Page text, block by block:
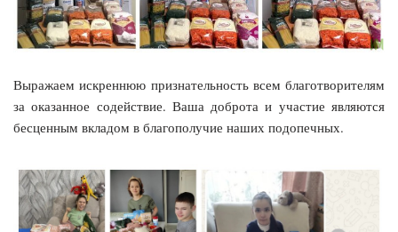
Выражаем искреннюю признательность всем благотворителям
за оказанное содействие. Ваша доброта и участие являются
бесценным вкладом в благополучие наших подопечных.